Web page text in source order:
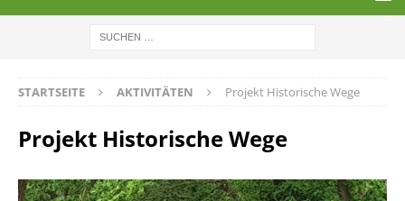
STARTSEITE AKTIVITÄTEN Projekt Historische Wege
Projekt Historische Wege